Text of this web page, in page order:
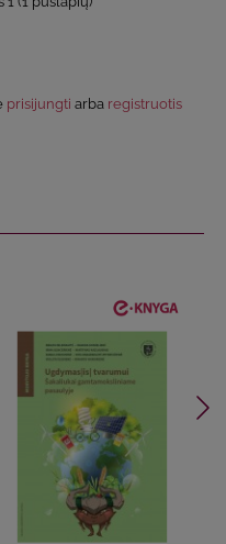
prisijungti arba registruotis